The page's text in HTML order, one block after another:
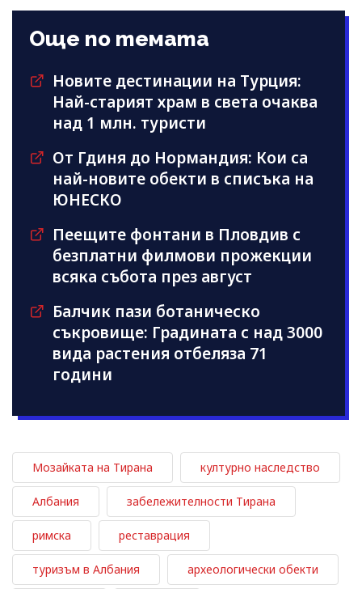
Още по темата
Новите дестинации на Турция:
Най-старият храм в света очаква
над 1 млн. туристи
От Гдиня до Нормандия: Кои са
най-новите обекти в списъка на
ЮНЕСКО
Пеещите фонтани в Пловдив с
безплатни филмови прожекции
всяка събота през август
Балчик пази ботаническо
съкровище: Градината с над 3000
вида растения отбеляза 71
години
Мозайката на Тирана културно наследство
Албания забележителности Тирана
римска реставрация
туризъм в Албания археологически обекти